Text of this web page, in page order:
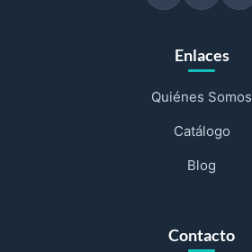
Enlaces
Quiénes Somos
Catálogo
Blog
Contacto